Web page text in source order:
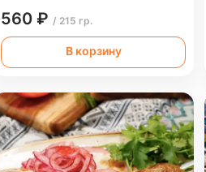
560 ₽ / 215 гр.
В корзину